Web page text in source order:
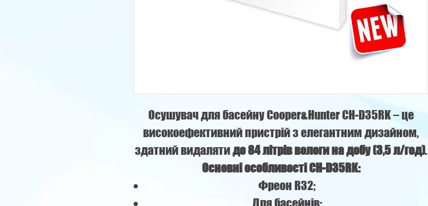
Осушувач для басейну Cooper&Hunter CH-D35RK – це
високоефективний пристрій з елегантним дизайном,
здатний видалятидо 84 літрів вологи на добу (3,5 л/год).
Основні особливості CH-D35RK:
Фреон R32;
Для басейнів;